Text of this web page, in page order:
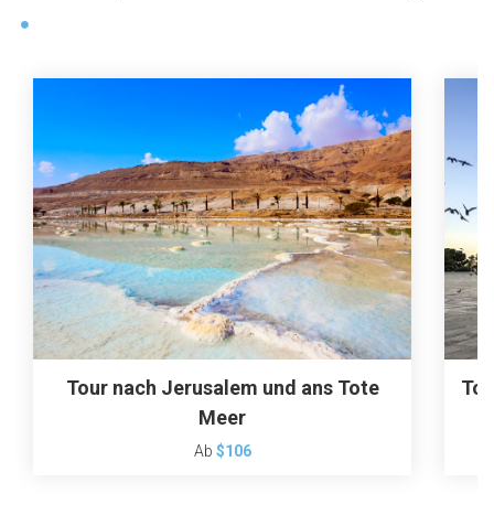
Tour nach Jerusalem und ans Tote
Meer
Ab $106